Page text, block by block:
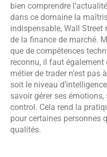
bien comprendre
dans ce domaine la
indispensable, Wall
de la finance de marché.
que de compétences
reconnu, il faut également
métier de trader n’est pas
soit le niveau
savoir gérer ses
control. Cela rend la
pour certaines personnes
qualités.